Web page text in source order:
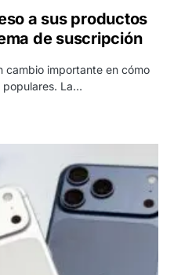
a sus productos
de suscripción
cambio importante en cómo
populares. La…